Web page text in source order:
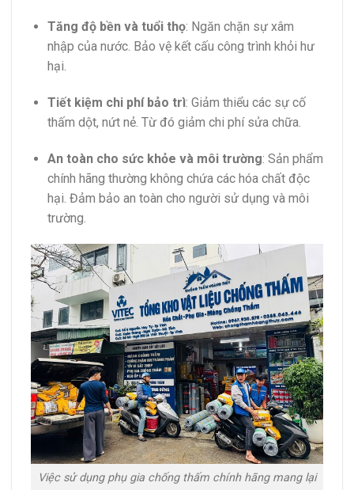
Tăng độ bền và tuổi thọ: Ngăn chặn sự xâm
nhập của nước. Bảo vệ kết cấu công trình khỏi hư
hại.
Tiết kiệm chi phí bảo trì: Giảm thiểu các sự cố
thấm dột, nứt nẻ. Từ đó giảm chi phí sửa chữa.
An toàn cho sức khỏe và môi trường: Sản phẩm
chính hãng thường không chứa các hóa chất độc
hại. Đảm bảo an toàn cho người sử dụng và môi
trường.
Việc sử dụng phụ gia chống thấm chính hãng mang lại